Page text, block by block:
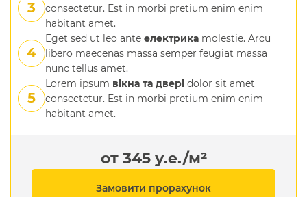
consectetur. Est in morbi pretium enim enim
habitant amet.
Eget sed ut leo ante електрика molestie. Arcu
libero maecenas massa semper feugiat massa
nunc tellus amet.
Lorem ipsum вікна та двері dolor sit amet
consectetur. Est in morbi pretium enim enim
habitant amet.
от 345 у.е./м²
Замовити прорахунок